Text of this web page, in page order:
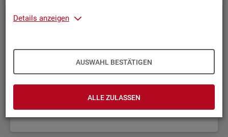
Details anzeigen
AUSWAHL BESTÄTIGEN
ALLE ZULASSEN